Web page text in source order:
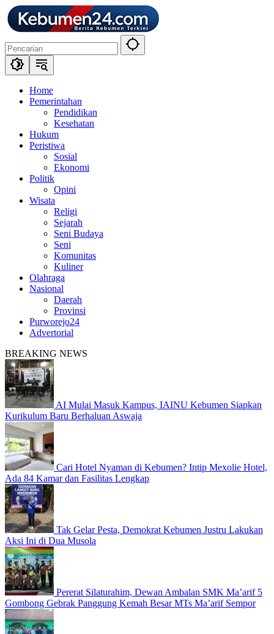
Langsung
ke
konten
Home
Pemerintahan
Pendidikan
Kesehatan
Hukum
Peristiwa
Sosial
Ekonomi
Politik
Opini
Wisata
Religi
Sejarah
Seni Budaya
Seni
Komunitas
Kuliner
Olahraga
Nasional
Daerah
Provinsi
Purworejo24
Advertorial
BREAKING NEWS
AI Mulai Masuk Kampus, IAINU Kebumen Siapkan
Kurikulum Baru Berhaluan Aswaja
Cari Hotel Nyaman di Kebumen? Intip Mexolie Hotel,
Ada 84 Kamar dan Fasilitas Lengkap
Tak Gelar Pesta, Demokrat Kebumen Justru Lakukan
Aksi Ini di Dua Musola
Pererat Silaturahim, Dewan Ambalan SMK Ma’arif 5
Gombong Gebrak Panggung Kemah Besar MTs Ma’arif Sempor